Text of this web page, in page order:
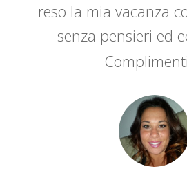
reso la mia vacanza
senza pensieri ed